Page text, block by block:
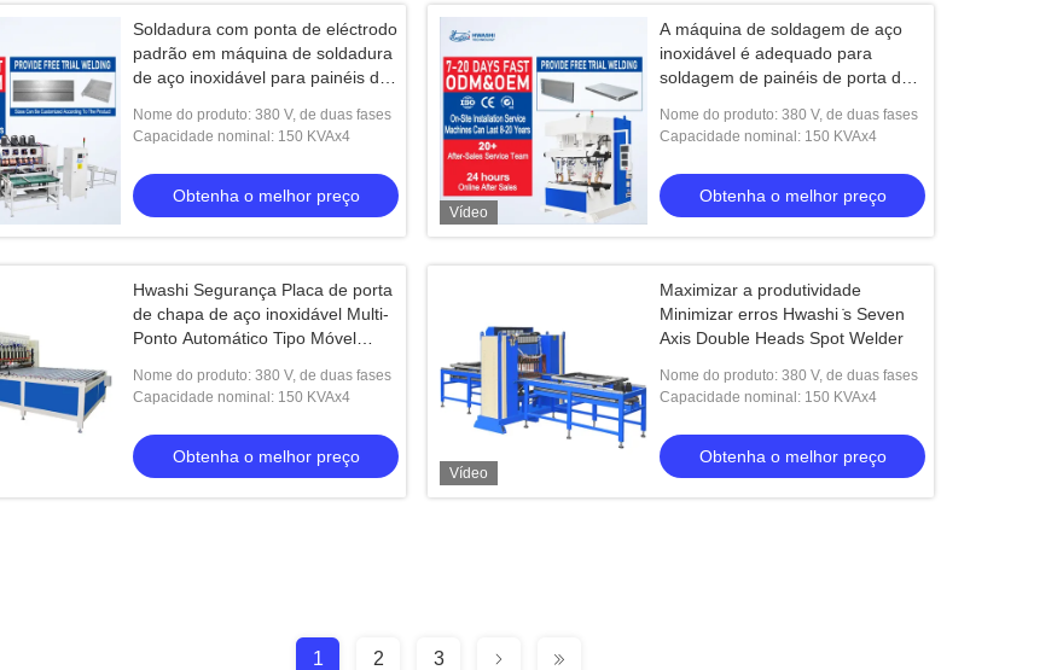
Soldadura com ponta de eléctrodo
padrão em máquina de soldadura
de aço inoxidável para painéis de
Nome do produto: 380 V, de duas fases
Capacidade nominal: 150 KVAx4
Obtenha o melhor preço
Vídeo
A máquina de soldagem de aço
inoxidável é adequado para
soldagem de painéis de porta de
Nome do produto: 380 V, de duas fases
Capacidade nominal: 150 KVAx4
Obtenha o melhor preço
Hwashi Segurança Placa de porta
de chapa de aço inoxidável Multi-
Ponto Automático Tipo Móvel
Soldadora de Chapa de Metal
Nome do produto: 380 V, de duas fases
Capacidade nominal: 150 KVAx4
Obtenha o melhor preço
Vídeo
Maximizar a produtividade
Minimizar erros Hwashi ̇s Seven
Axis Double Heads Spot Welder
Nome do produto: 380 V, de duas fases
Capacidade nominal: 150 KVAx4
Obtenha o melhor preço
1 2 3